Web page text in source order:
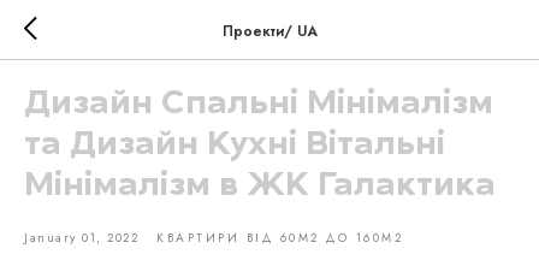
Проекти/ UA
Дизайн Спальні Мінімалізм
та Дизайн Кухні Вітальні
Мінімалізм в ЖК Галактика
January 01, 2022 КВАРТИРИ ВІД 60М2 ДО 160М2